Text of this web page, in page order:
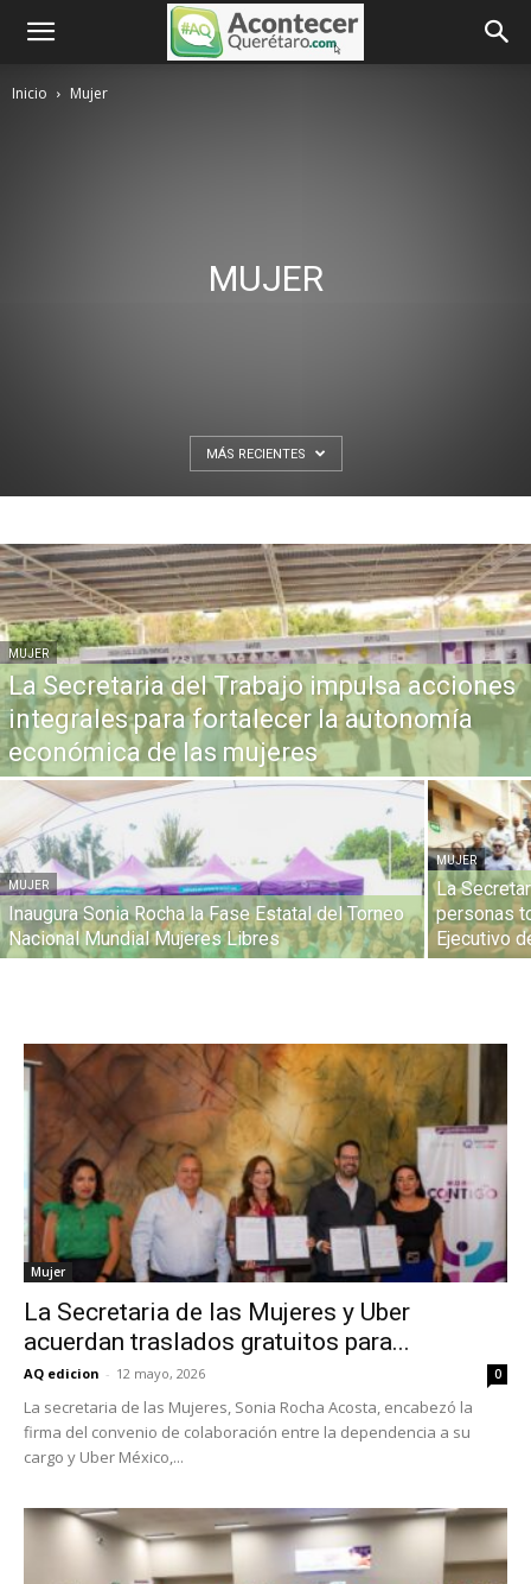
Inicio Mujer
MUJER
MÁS RECIENTES
MUJER
La Secretaria del Trabajo impulsa acciones
integrales para fortalecer la autonomía
económica de las mujeres
MUJER
Inaugura Sonia Rocha la Fase Estatal del Torneo
Nacional Mundial Mujeres Libres
MUJER
La
personas
Ejecutivo
Mujer
La Secretaria de las Mujeres y Uber
acuerdan traslados gratuitos para...
AQ edicion - 12 mayo, 2026 0
La secretaria de las Mujeres, Sonia Rocha Acosta, encabezó la
firma del convenio de colaboración entre la dependencia a su
cargo y Uber México,...